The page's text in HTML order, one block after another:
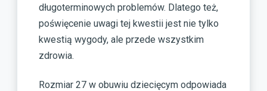
długoterminowych problemów. Dlatego też,
poświęcenie uwagi tej kwestii jest nie tylko
kwestią wygody, ale przede wszystkim
zdrowia.
Rozmiar 27 w obuwiu dziecięcym odpowiada